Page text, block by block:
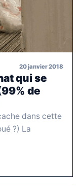
20 janvier 2018
qui se
de
dans cette
?) La